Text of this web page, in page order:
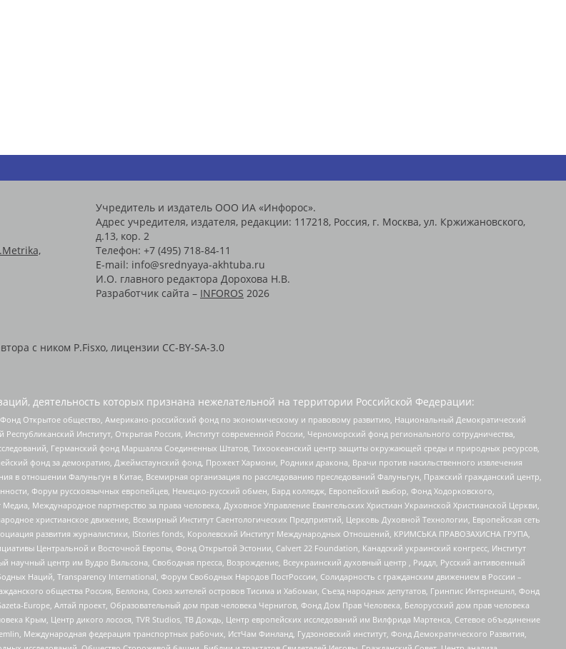
Учредитель и издатель ООО ИА «Инфорос».
Адрес учредителя, издателя, редакции: 117218, Россия, г. Москва, ул. Кржижановского,
д.13, кор. 2
Телефон: +7 (495) 718-84-11
E-mail: info@srednyaya-akhtuba.ru
И.О. главного редактора Дорохова Н.В.
Разработчик сайта – INFOROS 2026
с ником P.Fisxo, лицензии CC-BY-SA-3.0
деятельность которых признана нежелательной на территории Российской Федерации:
Открытое общество, Американо-российский фонд по экономическому и правовому развитию, Национальный Демократический
Институт, Открытая Россия, Институт современной России, Черноморский фонд регионального сотрудничества,
Германский фонд Маршалла Соединенных Штатов, Тихоокеанский центр защиты окружающей среды и природных ресурсов,
фонд за демократию, Джеймстаунский фонд, Прожект Хармони, Родники дракона, Врачи против насильственного извлечения
в отношении Фалуньгун в Китае, Всемирная организация по расследованию преследований Фалуньгун, Пражский гражданский центр,
Форум русскоязычных европейцев, Немецко-русский обмен, Бард колледж, Европейский выбор, Фонд Ходорковского,
Международное партнерство за права человека, Духовное Управление Евангельских Христиан Украинской Христианской Церкви,
христианское движение, Всемирный Институт Саентологических Предприятий, Церковь Духовной Технологии, Европейская сеть
развития журналистики, IStories fonds, Королевский Институт Международных Отношений, КРИМСЬКА ПРАВОЗАХИСНА ГРУПА,
Центральной и Восточной Европы, Фонд Открытой Эстонии, Calvert 22 Foundation, Канадский украинский конгресс, Институт
центр им Вудро Вильсона, Свободная пресса, Возрождение, Всеукраинский духовный центр , Риддл, Русский антивоенный
Наций, Transparеncy International, Форум Свободных Народов ПостРоссии, Солидарность с гражданским движением в России –
общества Россия, Беллона, Союз жителей островов Тисима и Хабомаи, Съезд народных депутатов, Гринпис Интернешнл, Фонд
Europe, Алтай проект, Образовательный дом прав человека Чернигов, Фонд Дом Прав Человека, Белорусский дом прав человека
Крым, Центр дикого лосося, TVR Studios, ТВ Дождь, Центр европейских исследований им Вилфрида Мартенса, Сетевое объединение
Международная федерация транспортных рабочих, ИстЧам Финланд, Гудзоновский институт, Фонд Демократического Развития,